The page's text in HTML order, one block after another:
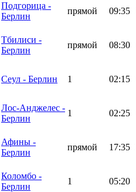
Подгорица -
Берлин
прямой 09:35
Тбилиси -
Берлин
прямой 08:30
Сеул - Берлин 1 02:15
Лос-Анджелес -
Берлин
1 02:25
Афины -
Берлин
прямой 17:35
Коломбо -
Берлин
1 05:20